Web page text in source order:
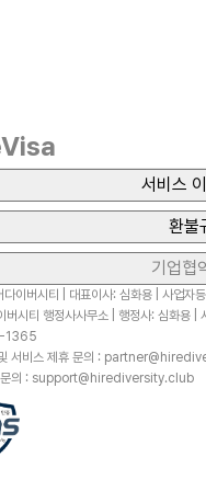
서비스
환불
기업협
다이버시티 | 대표이사: 심화용 | 사
버시티 행정사사무소 | 행정사: 심화
1365
서비스 제휴 문의 :
의 : support@hirediversity.club